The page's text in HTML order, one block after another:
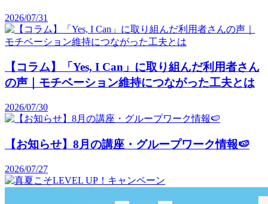
2026/07/31
【コラム】「Yes, I Can」に取り組んだ利用者さん
の声｜モチベーション維持につながった工夫とは
2026/07/30
【お知らせ】8月の講座・グループワーク情報🍉
2026/07/27